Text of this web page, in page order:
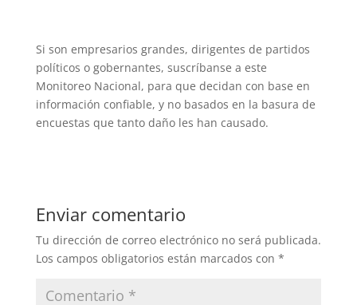
Si son empresarios grandes, dirigentes de partidos
políticos o gobernantes, suscríbanse a este
Monitoreo Nacional, para que decidan con base en
información confiable, y no basados en la basura de
encuestas que tanto daño les han causado.
Enviar comentario
Tu dirección de correo electrónico no será publicada.
Los campos obligatorios están marcados con *